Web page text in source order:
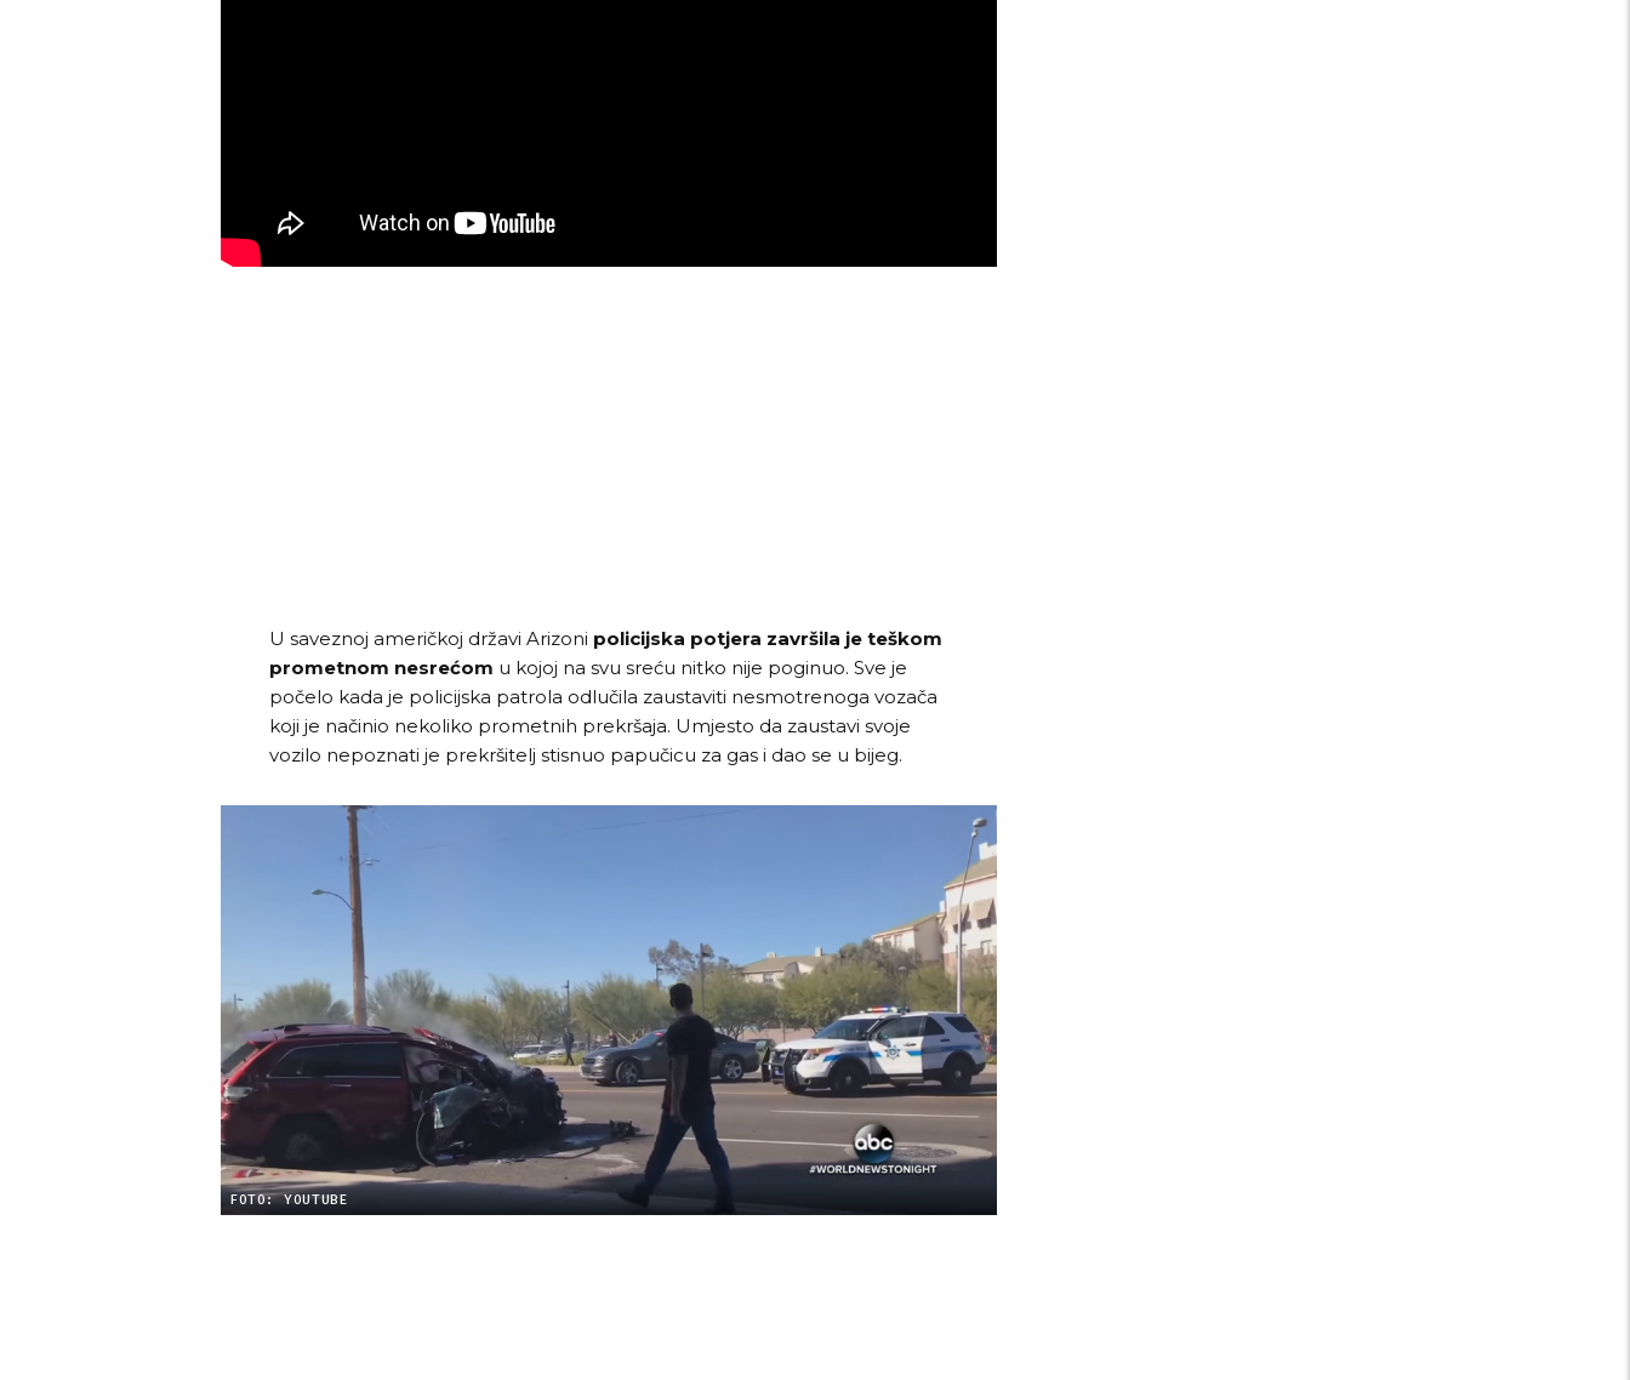
U saveznoj američkoj državi Arizoni policijska potjera završila je teškom
prometnom nesrećom u kojoj na svu sreću nitko nije poginuo. Sve je
počelo kada je policijska patrola odlučila zaustaviti nesmotrenoga vozača
koji je načinio nekoliko prometnih prekršaja. Umjesto da zaustavi svoje
vozilo nepoznati je prekršitelj stisnuo papučicu za gas i dao se u bijeg.
FOTO: YOUTUBE